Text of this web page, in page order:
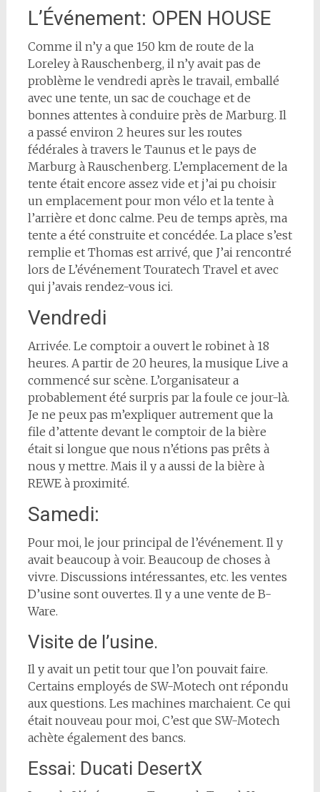
L’Événement: OPEN HOUSE
Comme il n’y a que 150 km de route de la
Loreley à Rauschenberg, il n’y avait pas de
problème le vendredi après le travail, emballé
avec une tente, un sac de couchage et de
bonnes attentes à conduire près de Marburg. Il
a passé environ 2 heures sur les routes
fédérales à travers le Taunus et le pays de
Marburg à Rauschenberg. L’emplacement de la
tente était encore assez vide et j’ai pu choisir
un emplacement pour mon vélo et la tente à
l’arrière et donc calme. Peu de temps après, ma
tente a été construite et concédée. La place s’est
remplie et Thomas est arrivé, que J’ai rencontré
lors de L’événement Touratech Travel et avec
qui j’avais rendez-vous ici.
Vendredi
Arrivée. Le comptoir a ouvert le robinet à 18
heures. A partir de 20 heures, la musique Live a
commencé sur scène. L’organisateur a
probablement été surpris par la foule ce jour-là.
Je ne peux pas m’expliquer autrement que la
file d’attente devant le comptoir de la bière
était si longue que nous n’étions pas prêts à
nous y mettre. Mais il y a aussi de la bière à
REWE à proximité.
Samedi:
Pour moi, le jour principal de l’événement. Il y
avait beaucoup à voir. Beaucoup de choses à
vivre. Discussions intéressantes, etc. les ventes
D’usine sont ouvertes. Il y a une vente de B-
Ware.
Visite de l’usine.
Il y avait un petit tour que l’on pouvait faire.
Certains employés de SW-Motech ont répondu
aux questions. Les machines marchaient. Ce qui
était nouveau pour moi, C’est que SW-Motech
achète également des bancs.
Essai: Ducati DesertX